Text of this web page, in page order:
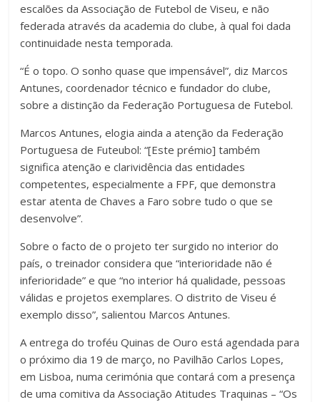
escalões da Associação de Futebol de Viseu, e não
federada através da academia do clube, à qual foi dada
continuidade nesta temporada.
“É o topo. O sonho quase que impensável”, diz Marcos
Antunes, coordenador técnico e fundador do clube,
sobre a distinção da Federação Portuguesa de Futebol.
Marcos Antunes, elogia ainda a atenção da Federação
Portuguesa de Futeubol: “[Este prémio] também
significa atenção e clarividência das entidades
competentes, especialmente a FPF, que demonstra
estar atenta de Chaves a Faro sobre tudo o que se
desenvolve”.
Sobre o facto de o projeto ter surgido no interior do
país, o treinador considera que “interioridade não é
inferioridade” e que “no interior há qualidade, pessoas
válidas e projetos exemplares. O distrito de Viseu é
exemplo disso”, salientou Marcos Antunes.
A entrega do troféu Quinas de Ouro está agendada para
o próximo dia 19 de março, no Pavilhão Carlos Lopes,
em Lisboa, numa cerimónia que contará com a presença
de uma comitiva da Associação Atitudes Traquinas – “Os